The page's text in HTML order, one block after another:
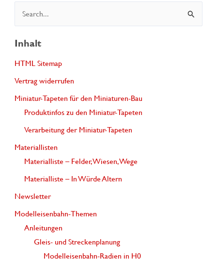
u
c
n
n
h
Inhalt
HTML Sitemap
Vertrag widerrufen
Miniatur-Tapeten für den Miniaturen-Bau
Produktinfos zu den Miniatur-Tapeten
Verarbeitung der Miniatur-Tapeten
Materiallisten
Materialliste – Felder, Wiesen, Wege
Materialliste – In Würde Altern
Newsletter
Modelleisenbahn-Themen
Anleitungen
Gleis- und Streckenplanung
Modelleisenbahn-Radien in H0